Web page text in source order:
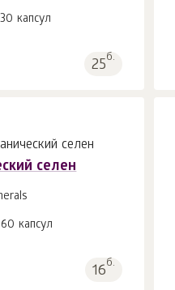
30 капсул
25б.
1
селен
60 капсул
16б.
1